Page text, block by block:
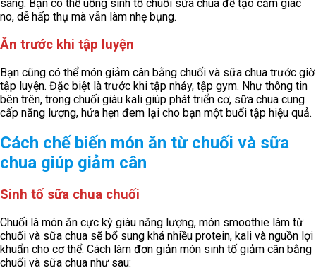
sáng. Bạn có thể uống sinh tố chuối sữa chua để tạo cảm giác
no, dễ hấp thụ mà vẫn làm nhẹ bụng.
Ăn trước khi tập luyện
Bạn cũng có thể món giảm cân bằng chuối và sữa chua trước giờ
tập luyện. Đặc biệt là trước khi tập nhảy, tập gym. Như thông tin
bên trên, trong chuối giàu kali giúp phát triển cơ, sữa chua cung
cấp năng lượng, hứa hẹn đem lại cho bạn một buổi tập hiệu quả.
Cách chế biến món ăn từ chuối và sữa
chua giúp giảm cân
Sinh tố sữa chua chuối
Chuối là món ăn cực kỳ giàu năng lượng, món smoothie làm từ
chuối và sữa chua sẽ bổ sung khá nhiều protein, kali và nguồn lợi
khuẩn cho cơ thể. Cách làm đơn giản món sinh tố giảm cân bằng
chuối và sữa chua như sau: